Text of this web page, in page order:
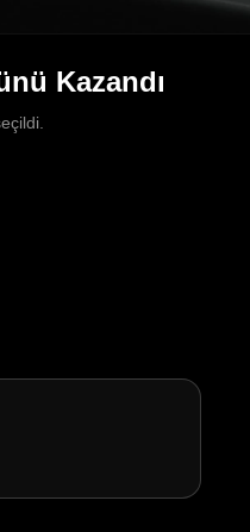
Kazandı